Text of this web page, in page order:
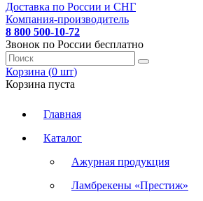
Доставка по России и СНГ
Компания-производитель
8 800 500-10-72
Звонок по России бесплатно
Корзина (0 шт)
Корзина пуста
Главная
Каталог
Ажурная продукция
Ламбрекены «Престиж»